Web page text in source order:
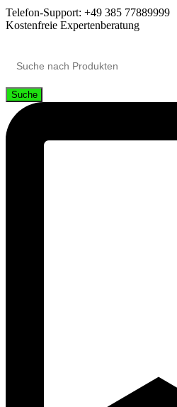
Telefon-Support: +49 385 77889999
Kostenfreie Expertenberatung
Suche